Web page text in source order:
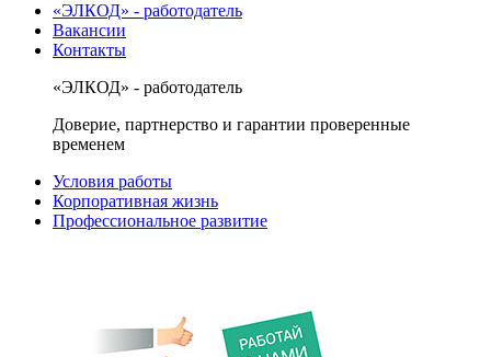
«ЭЛКОД» - работодатель
Вакансии
Контакты
«ЭЛКОД» - работодатель
Доверие, партнерство и гарантии проверенные
временем
Условия работы
Корпоративная жизнь
Профессиональное развитие